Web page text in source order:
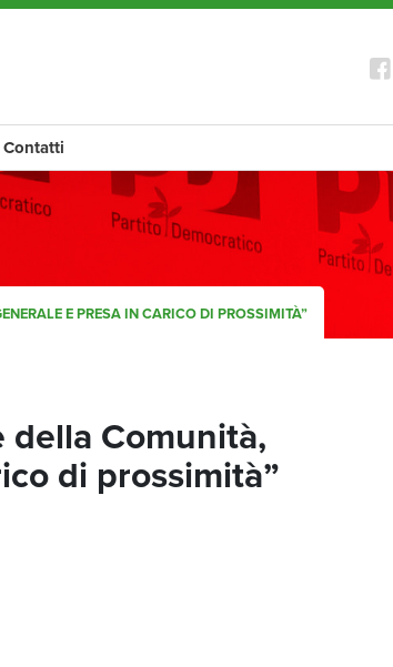
Contatti
E PRESA IN CARICO DI PROSSIMITÀ”
della Comunità,
di prossimità”